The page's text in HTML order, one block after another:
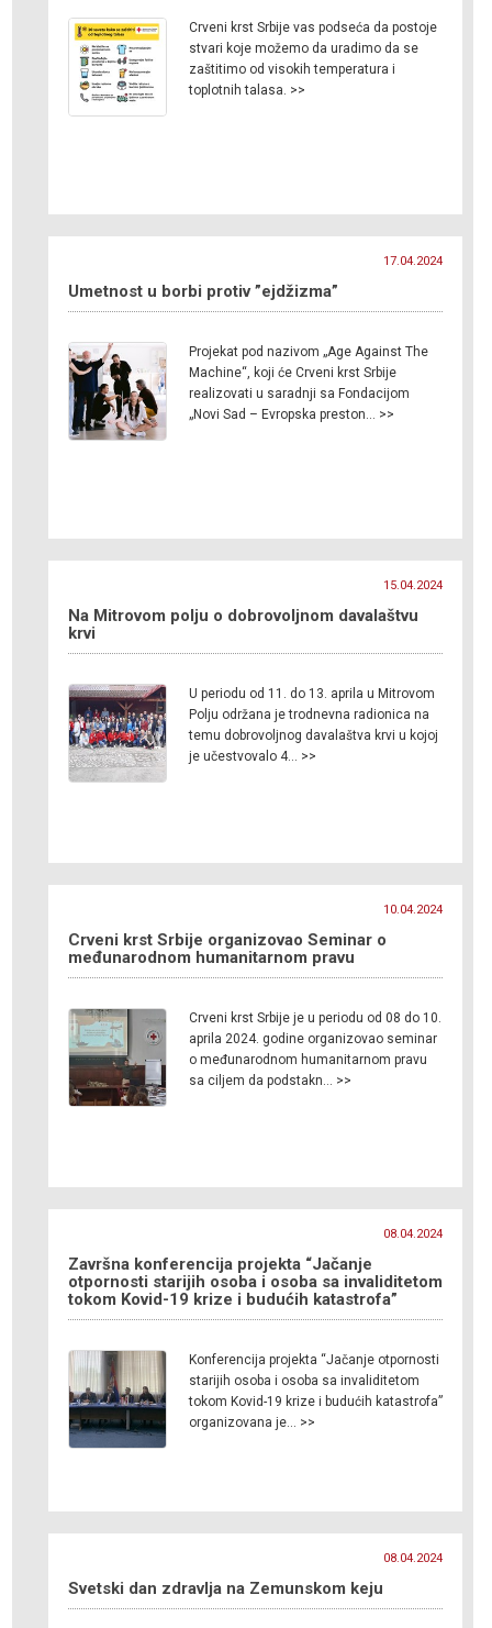
Crveni krst Srbije vas podseća da postoje
stvari koje možemo da uradimo da se
zaštitimo od visokih temperatura i
toplotnih talasa. >>
17.04.2024
Umetnost u borbi protiv ”ejdžizma”
Projekat pod nazivom „Age Against The
Machine“, koji će Crveni krst Srbije
realizovati u saradnji sa Fondacijom
„Novi Sad – Evropska preston… >>
15.04.2024
Na Mitrovom polju o dobrovoljnom davalaštvu
krvi
U periodu od 11. do 13. aprila u Mitrovom
Polju održana je trodnevna radionica na
temu dobrovoljnog davalaštva krvi u kojoj
je učestvovalo 4… >>
10.04.2024
Crveni krst Srbije organizovao Seminar o
međunarodnom humanitarnom pravu
Crveni krst Srbije je u periodu od 08 do 10.
aprila 2024. godine organizovao seminar
o međunarodnom humanitarnom pravu
sa ciljem da podstakn… >>
08.04.2024
Završna konferencija projekta “Jačanje
otpornosti starijih osoba i osoba sa invaliditetom
tokom Kovid-19 krize i budućih katastrofa”
Konferencija projekta “Jačanje otpornosti
starijih osoba i osoba sa invaliditetom
tokom Kovid-19 krize i budućih katastrofa”
organizovana je… >>
08.04.2024
Svetski dan zdravlja na Zemunskom keju